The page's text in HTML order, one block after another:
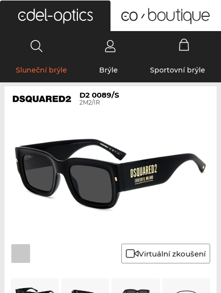
Sluneční brýle Brýle Sportovní brýle
D2 0089/S
2M2/IR
Virtuální zkoušení